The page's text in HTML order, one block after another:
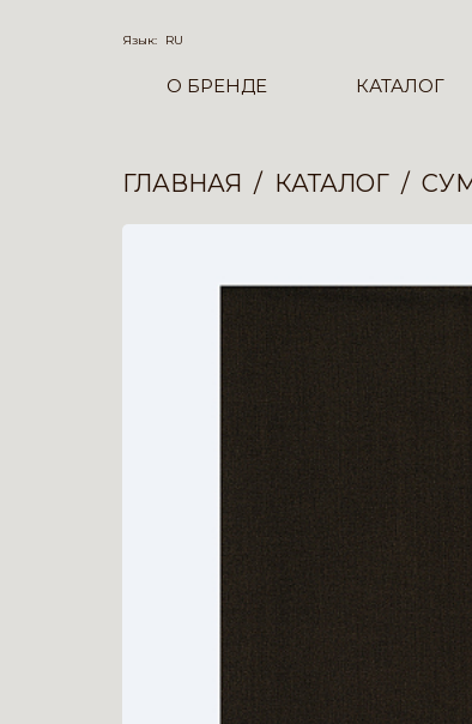
Язык: RU
О БРЕНДЕ КАТАЛОГ
ГЛАВНАЯ КАТАЛОГ